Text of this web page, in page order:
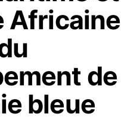
Africaine
de
bleue